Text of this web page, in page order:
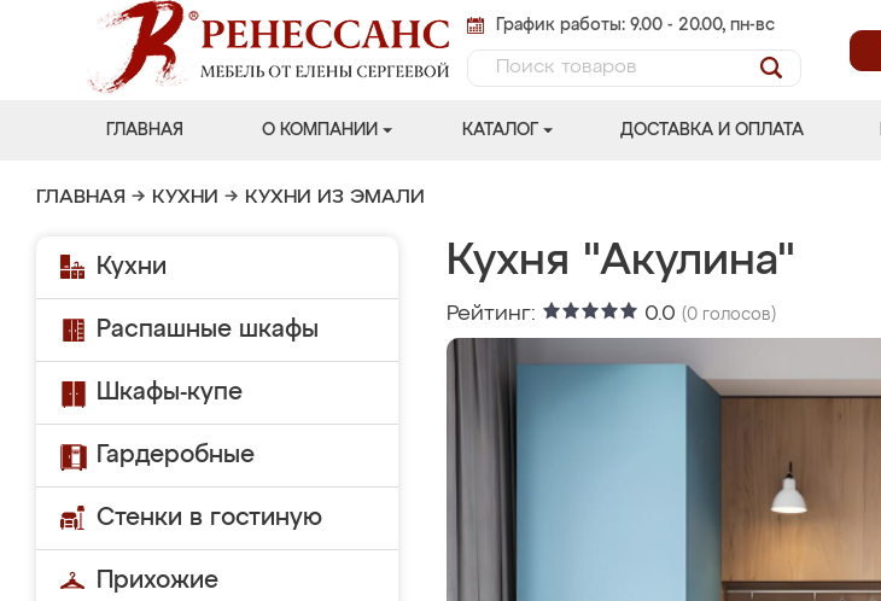
График работы: 9.00 - 20.00, пн-вс
ГЛАВНАЯ О КОМПАНИИ КАТАЛОГ ДОСТАВКА И ОПЛАТА
ГЛАВНАЯ → КУХНИ → КУХНИ ИЗ ЭМАЛИ
Кухни
Распашные шкафы
Шкафы-купе
Гардеробные
Стенки в гостиную
Прихожие
Кухня "Акулина"
Рейтинг: 0.0 (0 голосов)